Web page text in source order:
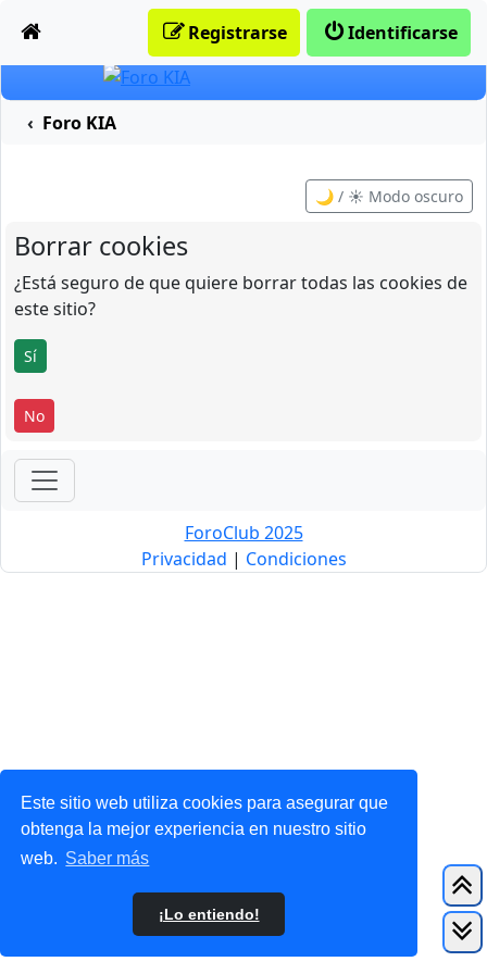
Este sitio web utiliza cookies para asegurar que
obtenga la mejor experiencia en nuestro sitio
web. Saber más
¡Lo entiendo!
Identificarse
Registrarse
Foro KIA
🌙 / ☀️ Modo oscuro
Borrar cookies
¿Está seguro de que quiere borrar todas las cookies de
este sitio?
ForoClub 2025
Privacidad | Condiciones